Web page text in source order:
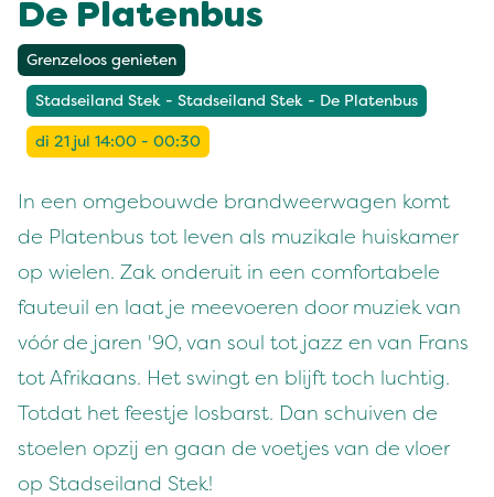
De Platenbus
Grenzeloos genieten
Stadseiland Stek - Stadseiland Stek - De Platenbus
di 21 jul 14:00 - 00:30
In een omgebouwde brandweerwagen komt
de Platenbus tot leven als muzikale huiskamer
op wielen. Zak onderuit in een comfortabele
fauteuil en laat je meevoeren door muziek van
vóór de jaren '90, van soul tot jazz en van Frans
tot Afrikaans. Het swingt en blijft toch luchtig.
Totdat het feestje losbarst. Dan schuiven de
stoelen opzij en gaan de voetjes van de vloer
op Stadseiland Stek!